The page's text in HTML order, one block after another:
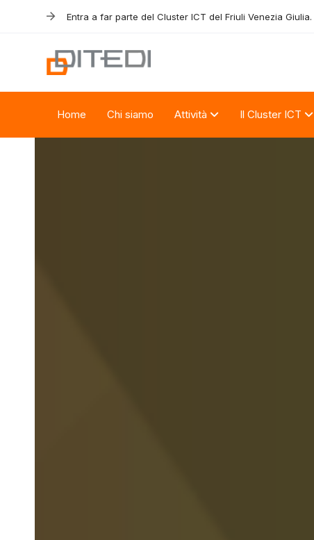
navigation
Entra a far parte del Cluster ICT del Friuli Venezia Giulia.
Home Chi siamo Attività Il Cluster ICT